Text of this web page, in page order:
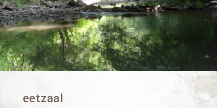
eetzaal